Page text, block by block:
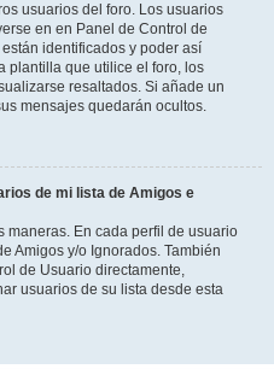
usuarios del foro. Los usuarios
en en Panel de Control de
identificados y poder así
plantilla que utilice el foro, los
resaltados. Si añade un
mensajes quedarán ocultos.
de mi lista de Amigos e
maneras. En cada perfil de usuario
Amigos y/o Ignorados. También
de Usuario directamente,
usuarios de su lista desde esta